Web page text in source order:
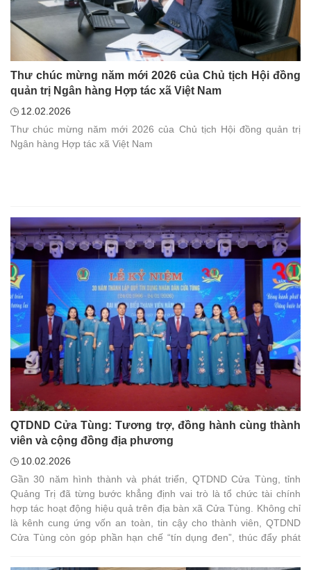
Thư chúc mừng năm mới 2026 của Chủ tịch Hội đồng
quản trị Ngân hàng Hợp tác xã Việt Nam
12.02.2026
Thư chúc mừng năm mới 2026 của Chủ tịch Hội đồng quản trị
Ngân hàng Hợp tác xã Việt Nam
QTDND Cửa Tùng: Tương trợ, đồng hành cùng thành
viên và cộng đồng địa phương
10.02.2026
Gần 30 năm hình thành và phát triển, QTDND Cửa Tùng, tỉnh
Quảng Trị đã từng bước khẳng định vai trò là tổ chức tài chính
hợp tác hoạt động hiệu quả trên địa bàn xã Cửa Tùng. Không chỉ
là kênh cung ứng vốn an toàn, tin cậy cho thành viên, QTDND
Cửa Tùng còn góp phần hạn chế “tín dụng đen”, thúc đẩy phát